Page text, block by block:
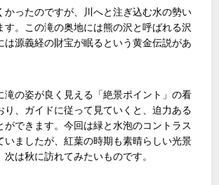
かったのですが、川へと注ぎ込む水の勢い
す。この滝の奥地には熊の沢と呼ばれる沢
は源義経の財宝が眠るという黄金伝説があ
滝の姿が良く見える「絶景ポイント」の看
り、ガイドに従って見ていくと、迫力ある
ができます。今回は緑と水泡のコントラス
いましたが、紅葉の時期も素晴らしい光景
次は秋に訪れてみたいものです。